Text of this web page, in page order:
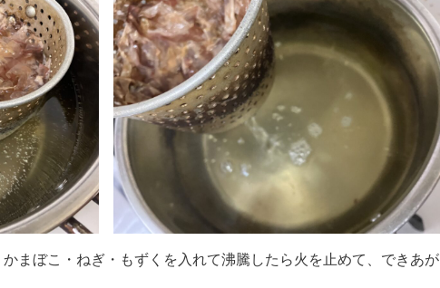
まぼこ・ねぎ・もずくを入れて沸騰したら火を止めて、できあが